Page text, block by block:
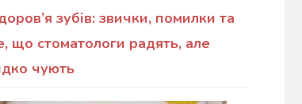
зубів: звички, помилки та
що стоматологи радять, але
чують